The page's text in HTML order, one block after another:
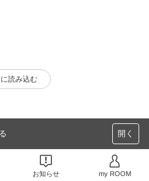
読み込む
開く
お知らせ my ROOM